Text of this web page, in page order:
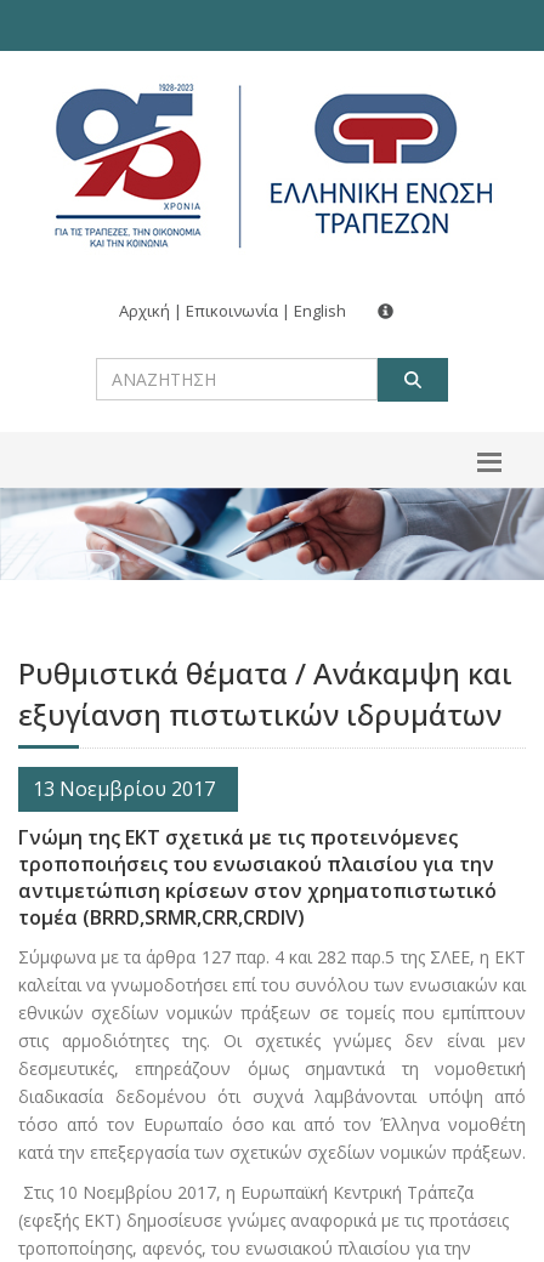
Αρχική | Επικοινωνία | English
Ρυθμιστικά θέματα / Ανάκαμψη και
εξυγίανση πιστωτικών ιδρυμάτων
13 Νοεμβρίου 2017
Γνώμη της ΕΚΤ σχετικά με τις προτεινόμενες
τροποποιήσεις του ενωσιακού πλαισίου για την
αντιμετώπιση κρίσεων στον χρηματοπιστωτικό
τομέα (BRRD,SRMR,CRR,CRDIV)
Σύμφωνα με τα άρθρα 127 παρ. 4 και 282 παρ.5 της ΣΛΕΕ, η ΕΚΤ
καλείται να γνωμοδοτήσει επί του συνόλου των ενωσιακών και
εθνικών σχεδίων νομικών πράξεων σε τομείς που εμπίπτουν
στις αρμοδιότητες της. Οι σχετικές γνώμες δεν είναι μεν
δεσμευτικές, επηρεάζουν όμως σημαντικά τη νομοθετική
διαδικασία δεδομένου ότι συχνά λαμβάνονται υπόψη από
τόσο από τον Ευρωπαίο όσο και από τον Έλληνα νομοθέτη
κατά την επεξεργασία των σχετικών σχεδίων νομικών πράξεων.
Στις 10 Νοεμβρίου 2017, η Ευρωπαϊκή Κεντρική Τράπεζα
(εφεξής ΕΚΤ) δημοσίευσε γνώμες αναφορικά με τις προτάσεις
τροποποίησης, αφενός, του ενωσιακού πλαισίου για την